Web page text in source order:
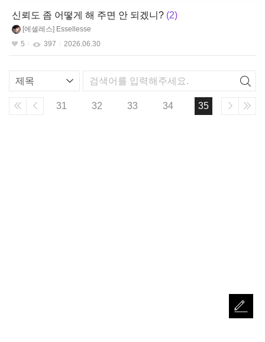
신뢰도 좀 어떻게 해 주면 안 되겠니? 2
에셀레스 Essellesse
5
397 2026.06.30
스
검
31 32 33 34 35